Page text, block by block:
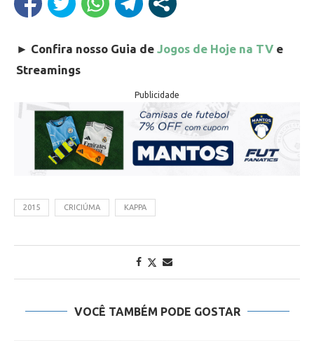
► Confira nosso Guia de Jogos de Hoje na TV e
Streamings
Publicidade
2015 CRICIÚMA KAPPA
VOCÊ TAMBÉM PODE GOSTAR